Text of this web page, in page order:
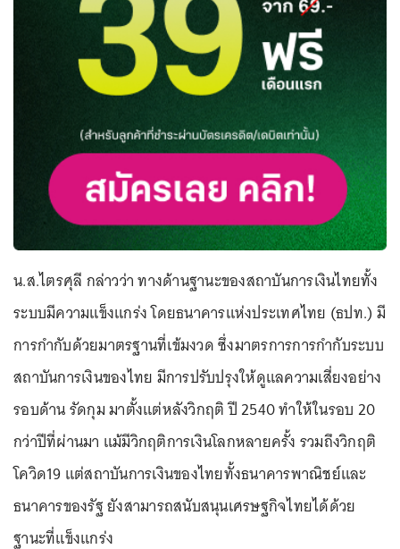
น.ส.ไตรศุลี กล่าวว่า ทางด้านฐานะของสถาบันการเงินไทยทั้ง
ระบบมีความแข็งแกร่ง โดยธนาคารแห่งประเทศไทย (ธปท.) มี
การกำกับด้วยมาตรฐานที่เข้มงวด ซึ่งมาตรการการกำกับระบบ
สถาบันการเงินของไทย มีการปรับปรุงให้ดูแลความเสี่ยงอย่าง
รอบด้าน รัดกุม มาตั้งแต่หลังวิกฤติ ปี 2540 ทำให้ในรอบ 20
กว่าปีที่ผ่านมา แม้มีวิกฤติการเงินโลกหลายครั้ง รวมถึงวิกฤติ
โควิด19 แต่สถาบันการเงินของไทยทั้งธนาคารพาณิชย์และ
ธนาคารของรัฐ ยังสามารถสนับสนุนเศรษฐกิจไทยได้ด้วย
ฐานะที่แข็งแกร่ง